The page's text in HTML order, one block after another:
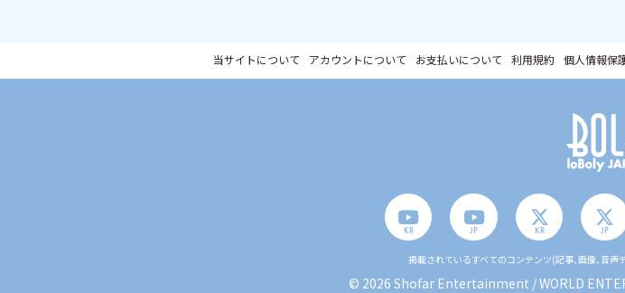
当サイトについて アカウントについて お支払いについて 利用規約 個人情報保
KR JP KR JP
掲載されているすべてのコンテンツ(記事、画像、音
© 2026 Shofar Entertainment / WORLD